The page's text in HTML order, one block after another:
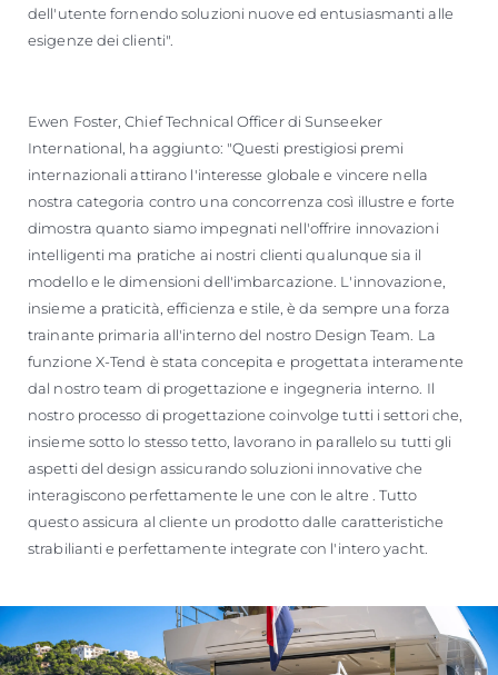
dell'utente fornendo soluzioni nuove ed entusiasmanti alle
esigenze dei clienti".
Ewen Foster, Chief Technical Officer di Sunseeker
International, ha aggiunto: "Questi prestigiosi premi
internazionali attirano l'interesse globale e vincere nella
nostra categoria contro una concorrenza così illustre e forte
dimostra quanto siamo impegnati nell'offrire innovazioni
intelligenti ma pratiche ai nostri clienti qualunque sia il
modello e le dimensioni dell'imbarcazione. L'innovazione,
insieme a praticità, efficienza e stile, è da sempre una forza
trainante primaria all'interno del nostro Design Team. La
funzione X-Tend è stata concepita e progettata interamente
dal nostro team di progettazione e ingegneria interno. Il
nostro processo di progettazione coinvolge tutti i settori che,
insieme sotto lo stesso tetto, lavorano in parallelo su tutti gli
aspetti del design assicurando soluzioni innovative che
interagiscono perfettamente le une con le altre . Tutto
questo assicura al cliente un prodotto dalle caratteristiche
strabilianti e perfettamente integrate con l'intero yacht.